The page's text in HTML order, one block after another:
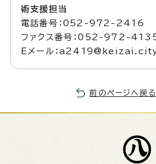
術支援担当
電話番号：052-972-2416
ファクス番号：052-972-
Eメール：
前のページへ戻る